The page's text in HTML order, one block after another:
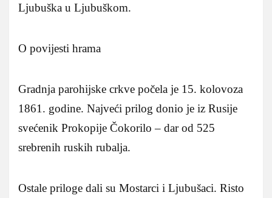
Ljubuška u Ljubuškom.
O povijesti hrama
Gradnja parohijske crkve počela je 15. kolovoza
1861. godine. Najveći prilog donio je iz Rusije
svećenik Prokopije Čokorilo – dar od 525
srebrenih ruskih rubalja.
Ostale priloge dali su Mostarci i Ljubušaci. Risto